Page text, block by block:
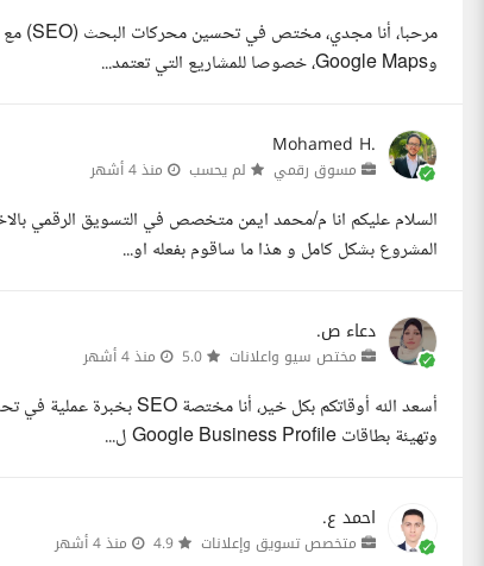
وGoogle Maps، خصوصا للمشاريع التي تعتمد...
Mohamed H.
مسوق رقمي لم يحسب منذ 4 أشهر
المشروع بشكل كامل و هذا ما ساقوم بفعله او...
دعاء ص.
مختص سيو واعلانات منذ 4 أشهر
وتهيئة بطاقات Google Business Profile ل...
احمد ع.
متخصص تسويق وإعلانات منذ 4 أشهر